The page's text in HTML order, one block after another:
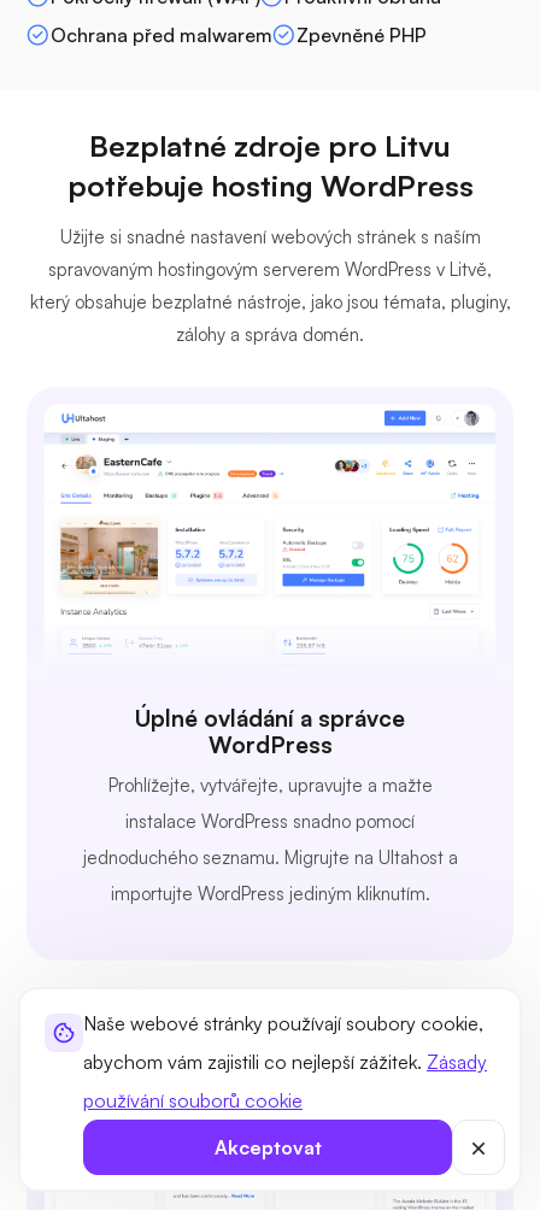
Naše webové stránky používají soubory cookie,
abychom vám zajistili co nejlepší zážitek. Zásady
používání souborů cookie
Akceptovat
Ochrana před malwarem
Zpevněné PHP
Bezplatné zdroje pro Litvu
potřebuje hosting WordPress
Užijte si snadné nastavení webových stránek s naším
spravovaným hostingovým serverem WordPress v Litvě,
který obsahuje bezplatné nástroje, jako jsou témata, pluginy,
zálohy a správa domén.
Úplné ovládání a správce
WordPress
Prohlížejte, vytvářejte, upravujte a mažte
instalace WordPress snadno pomocí
jednoduchého seznamu. Migrujte na Ultahost a
importujte WordPress jediným kliknutím.